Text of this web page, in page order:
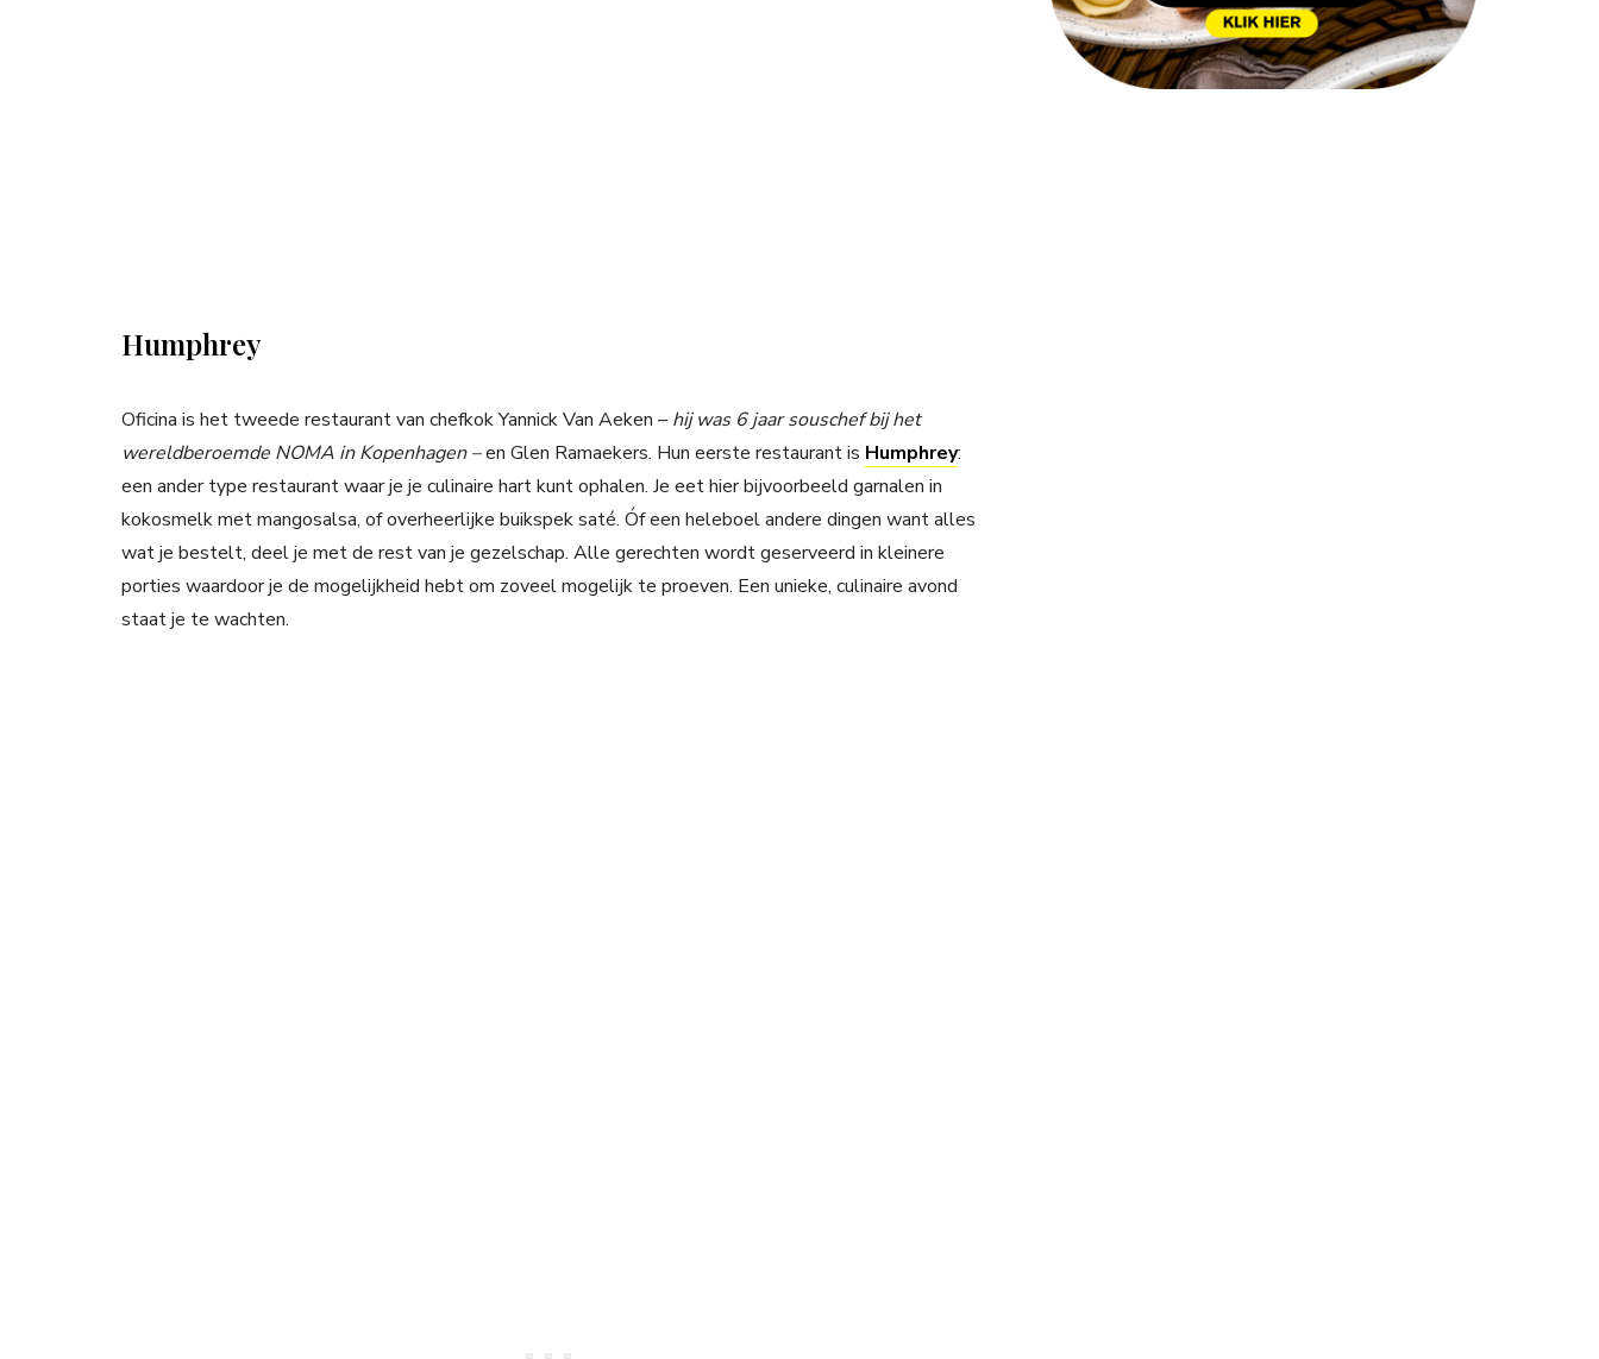
Humphrey
Oficina is het tweede restaurant van chefkok Yannick Van Aeken – hij was 6 jaar souschef bij het
wereldberoemde NOMA in Kopenhagen –en Glen Ramaekers. Hun eerste restaurant is Humphrey:
een ander type restaurant waar je je culinaire hart kunt ophalen. Je eet hier bijvoorbeeld garnalen in
kokosmelk met mangosalsa, of overheerlijke buikspek saté. Óf een heleboel andere dingen want alles
wat je bestelt, deel je met de rest van je gezelschap. Alle gerechten wordt geserveerd in kleinere
porties waardoor je de mogelijkheid hebt om zoveel mogelijk te proeven. Een unieke, culinaire avond
staat je te wachten.